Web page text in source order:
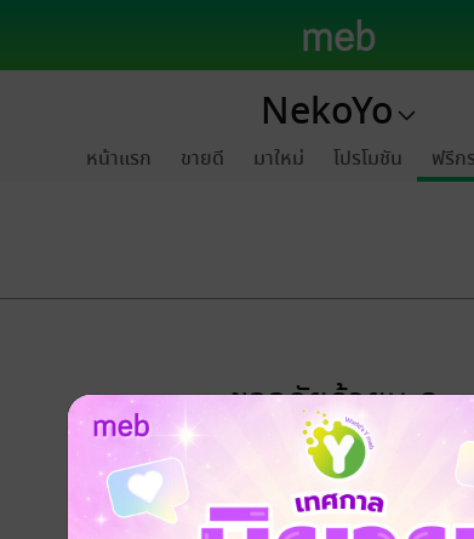
NekoYo
หน้าแรก ขายดี มาใหม่ โปรโมชัน ฟรีก
ขออภัยด้วยนะคะ
ไม่พบข้อมูลในหัวข้อที่คุณกำลังชมค่